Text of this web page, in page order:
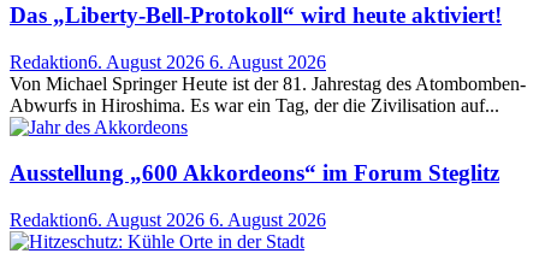
Das „Liberty-Bell-Protokoll“ wird heute aktiviert!
Redaktion6. August 2026 6. August 2026
Von Michael Springer Heute ist der 81. Jahrestag des Atombomben-
Abwurfs in Hiroshima. Es war ein Tag, der die Zivilisation auf...
Ausstellung „600 Akkordeons“ im Forum Steglitz
Redaktion6. August 2026 6. August 2026